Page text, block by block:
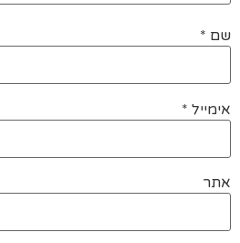
שם *
אימייל *
אתר